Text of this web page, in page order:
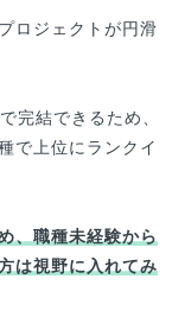
ロジェクトが円滑
完結できるため、
で上位にランクイ
、職種未経験から
は視野に入れてみ